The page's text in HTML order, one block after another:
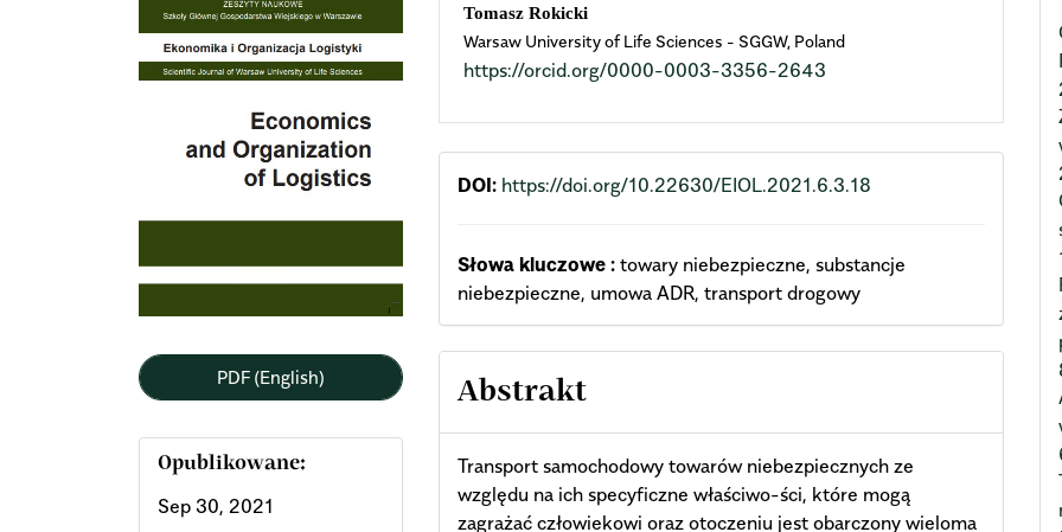
Sidebar
PDF (English)
Opublikowane:
Sep 30, 2021
Article
Content
Tomasz Rokicki
Warsaw University of Life Sciences - SGGW, Poland
https://orcid.org/0000-0003-3356-2643
DOI: https://doi.org/10.22630/EIOL.2021.6.3.18
Słowa kluczowe : towary niebezpieczne, substancje
niebezpieczne, umowa ADR, transport drogowy
Abstrakt
Transport samochodowy towarów niebezpiecznych ze
względu na ich specyficzne właściwo-ści, które mogą
zagrażać człowiekowi oraz otoczeniu jest obarczony wieloma